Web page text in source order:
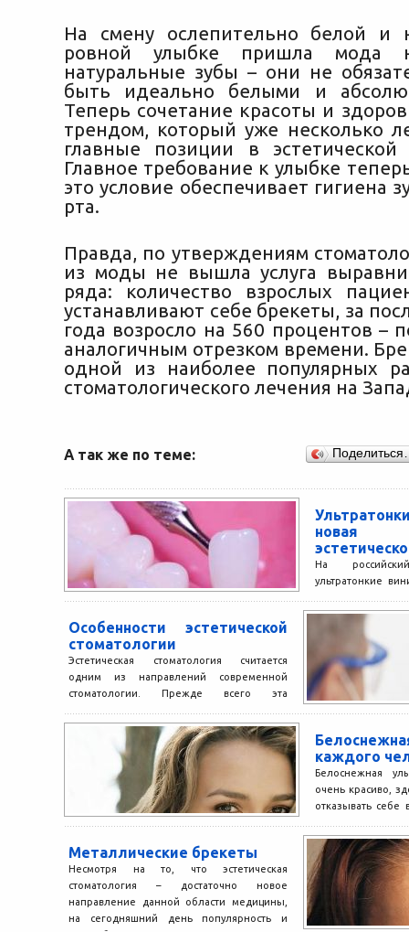
На смену ослепительно белой и
ровной улыбке пришла мода
натуральные зубы – они не
быть идеально белыми и
Теперь сочетание красоты и
трендом, который уже несколько
главные позиции в эстетической
Главное требование к улыбке
это условие обеспечивает гигиена
рта.
Правда, по утверждениям
из моды не вышла услуга
ряда: количество взрослых
устанавливают себе брекеты, за
года возросло на 560 процентов –
аналогичным отрезком времени.
одной из наиболее популярных
стоматологического лечения на
А так же по теме:
новая
На
ультратонкие
люминиры, но
Особенности эстетической
стоматологии
Эстетическая стоматология считается
одним из направлений современной
стоматологии. Прежде всего эта
эстетики челюстной зоны лица. Это
подразумевает...
каждого
Белоснежная
очень красиво,
отказывать себе
Металлические брекеты
Несмотря на то, что эстетическая
стоматология – достаточно новое
направление данной области медицины,
на сегодняшний день популярность и